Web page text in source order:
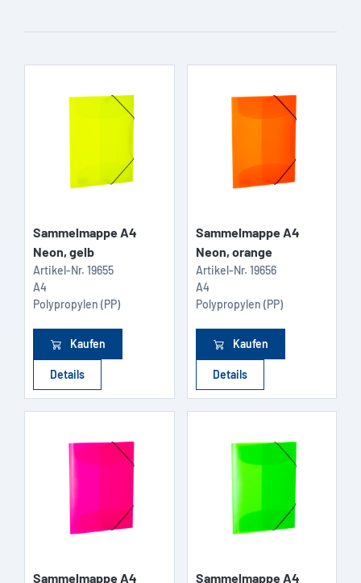
Sammelmappe A4
Neon, gelb
Artikel-Nr. 19655
A4
Polypropylen (PP)
Kaufen
Details
Sammelmappe A4
Neon, orange
Artikel-Nr. 19656
A4
Polypropylen (PP)
Kaufen
Details
Sammelmappe A4 Sammelmappe A4